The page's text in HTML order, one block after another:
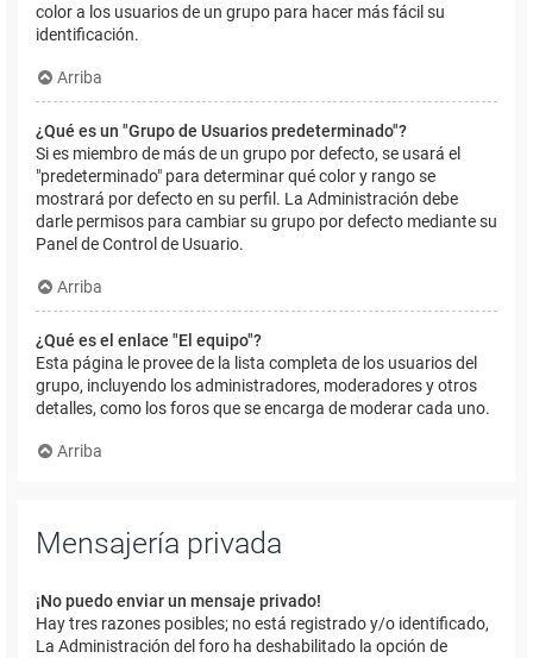
color a los usuarios de un grupo para hacer más fácil su
identificación.
Arriba
¿Qué es un "Grupo de Usuarios predeterminado"?
Si es miembro de más de un grupo por defecto, se usará el
"predeterminado" para determinar qué color y rango se
mostrará por defecto en su perfil. La Administración debe
darle permisos para cambiar su grupo por defecto mediante su
Panel de Control de Usuario.
Arriba
¿Qué es el enlace "El equipo"?
Esta página le provee de la lista completa de los usuarios del
grupo, incluyendo los administradores, moderadores y otros
detalles, como los foros que se encarga de moderar cada uno.
Arriba
Mensajería privada
¡No puedo enviar un mensaje privado!
Hay tres razones posibles; no está registrado y/o identificado,
La Administración del foro ha deshabilitado la opción de